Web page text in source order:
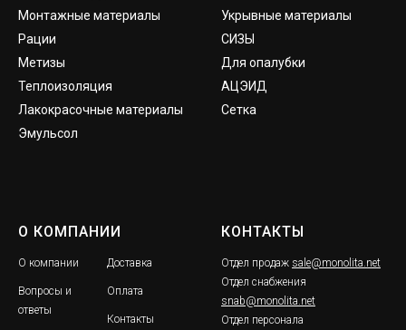
Монтажные материалы
Рации
Метизы
Теплоизоляция
Лакокрасочные материалы
Эмульсол
Укрывные материалы
СИЗЫ
Для опалубки
АЦЭИД
Сетка
О КОМПАНИИ
О компании
Вопросы и
ответы
Доставка
Оплата
Контакты
КОНТАКТЫ
Отдел продаж sale@monolita.net
Отдел снабжения
snab@monolita.net
Отдел персонала